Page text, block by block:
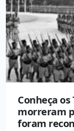
Conheça
morreram
foram